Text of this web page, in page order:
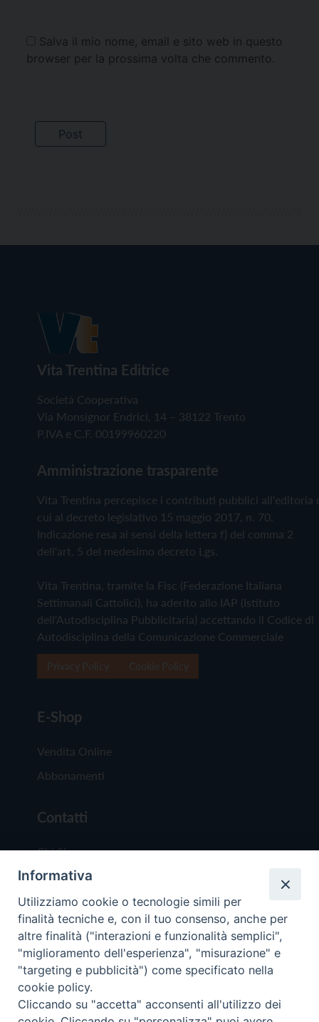
Salva il mio nome, email e sito web in questo
browser per la prossima volta che commento.
Vita Trentina Editrice
Società Cooperativa
Via Monsignor Endrici, 14 – 38122 Trento
P.IVA e C.F. 00199960220
Amministrazione trasparente
Vita Trentina percepisce i contributi pubblici all'editoria
cui al decreto legislativo 15 maggio 2017, n. 70.
Indicazione resa ai sensi della lettera f) del comma 2
dell'art. 5 del medesimo decreto Lgs.
Vita Trentina, tramite la Fisc (Federazione Italiana
Settimanali Cattolici), ha aderito allo IAP (Istituto
dell'Autodisciplina Pubblicitaria) accettando il Codice di
Autodisciplina della Comunicazione Commerciale
E-Shop
Vendita Online
Abbonamenti
Contatti
Chi Siamo
Redazione
Scrivici
Copyright © 2019 - Tutti i diritti riservati - Vita
Trentina Editrice
Informativa
Utilizziamo cookie o tecnologie simili per
finalità tecniche e, con il tuo consenso, anche per
altre finalità ("interazioni e funzionalità semplici",
"miglioramento dell'esperienza", "misurazione" e
"targeting e pubblicità") come specificato nella
cookie policy.
Cliccando su "accetta" acconsenti all'utilizzo dei